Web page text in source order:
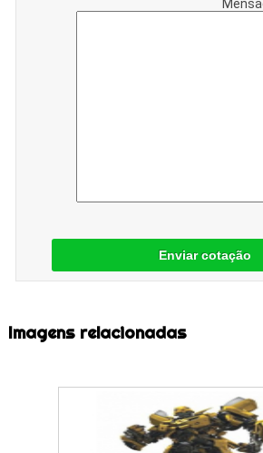
Enviar cotação
Imagens relacionadas